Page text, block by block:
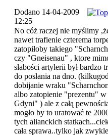
Dodano 14-04-2009
12:25
No cóż raczej nie myślimy
nawet trafienie czterema
zatopiłoby takiego
czy "Gneisenau" , ktore
słabości artylerii był bardzo
do posłania na dno.
dobijanie wraku
albo zatopienie "prezentu" w
Gdyni" ) ale z całą
mogło by to uratować te
tych alianckich
cała sprawa..tylko jak